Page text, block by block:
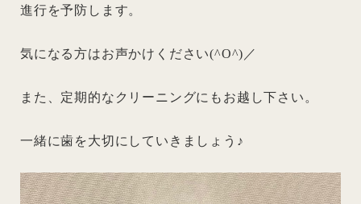
進行を予防します。
気になる方はお声かけください(^O^)／
また、定期的なクリーニングにもお越し下さい。
一緒に歯を大切にしていきましょう♪